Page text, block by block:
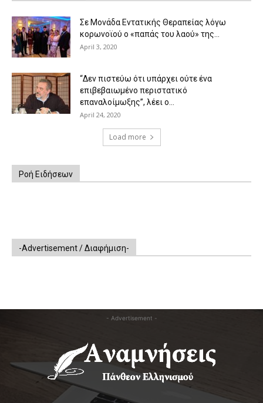
Σε Μονάδα Εντατικής Θεραπείας λόγω
κορωνοϊού ο «παπάς του λαού» της...
April 3, 2020
“Δεν πιστεύω ότι υπάρχει ούτε ένα
επιβεβαιωμένο περιστατικό
επαναλοίμωξης”, λέει ο...
April 24, 2020
Load more
Ροή Ειδήσεων
-Advertisement / Διαφήμιση-
- Advertisement -